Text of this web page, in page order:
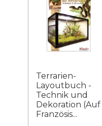
Terrarien-
Layoutbuch -
Technik und
Dekoration (Auf
Französis...